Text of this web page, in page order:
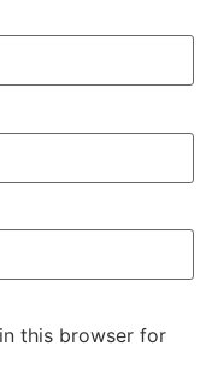
this browser for